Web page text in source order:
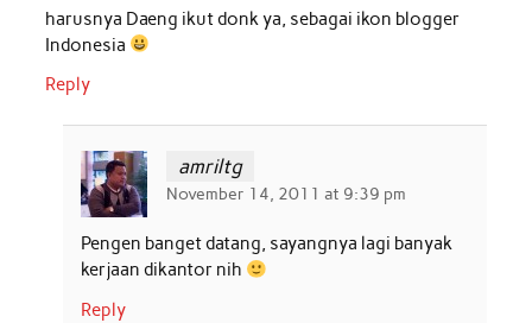
harusnya Daeng ikut donk ya, sebagai ikon blogger
Indonesia
Reply
amriltg
November 14, 2011 at 9:39 pm
Pengen banget datang, sayangnya lagi banyak
kerjaan dikantor nih
Reply